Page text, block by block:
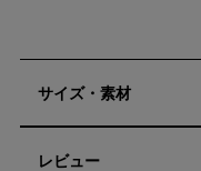
サイズ・素材
レビュー